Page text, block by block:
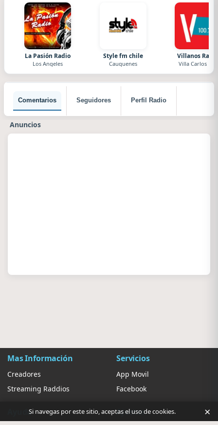
La Pasión Radio
Los Angeles
Style fm chile
Cauquenes
Villanos
Villa Carlos Paz
Comentarios Seguidores Perfil Radio
Anuncios
Mas Información
Creadores
Streaming Raddios
Servicios
App Movil
Facebook
Ayuda Ajustes
Si navegas por este sitio, aceptas el uso de cookies. ×